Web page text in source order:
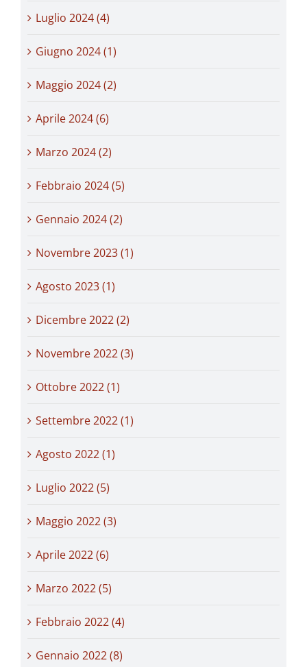
Luglio 2024 (4)
Giugno 2024 (1)
Maggio 2024 (2)
Aprile 2024 (6)
Marzo 2024 (2)
Febbraio 2024 (5)
Gennaio 2024 (2)
Novembre 2023 (1)
Agosto 2023 (1)
Dicembre 2022 (2)
Novembre 2022 (3)
Ottobre 2022 (1)
Settembre 2022 (1)
Agosto 2022 (1)
Luglio 2022 (5)
Maggio 2022 (3)
Aprile 2022 (6)
Marzo 2022 (5)
Febbraio 2022 (4)
Gennaio 2022 (8)